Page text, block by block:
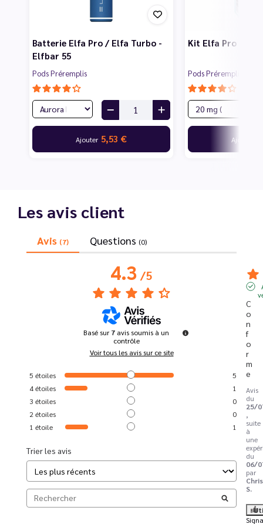
Batterie Elfa Pro / Elfa Turbo -
Elfbar 55
Pods Préremplis
Ajouter 5,53 €
Kit Elfa Pro -
Pods Préremplis
Ajouter
Les avis client
Avis (7) Questions (0)
4.3/5
Basé sur7 avis soumis à un
contrôle
Voir tous les avis sur ce site
5 étoiles
5
4étoiles
1
3 étoiles
0
2 étoiles
0
1 étoile 1
Trier les avis
C
o
n
f
o
r
m
e
Avis
du
25/
,
suite
à
une
du
06/
par
S.